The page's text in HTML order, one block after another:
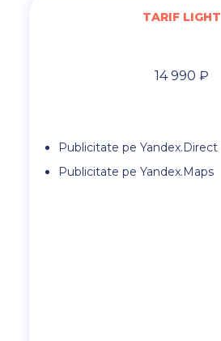
TARIF LIGHT
14 990 ₽
Publicitate pe Yandex.Direct
Publicitate pe Yandex.Maps